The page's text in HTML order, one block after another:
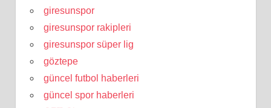
giresunspor
giresunspor rakipleri
giresunspor süper lig
göztepe
güncel futbol haberleri
güncel spor haberleri